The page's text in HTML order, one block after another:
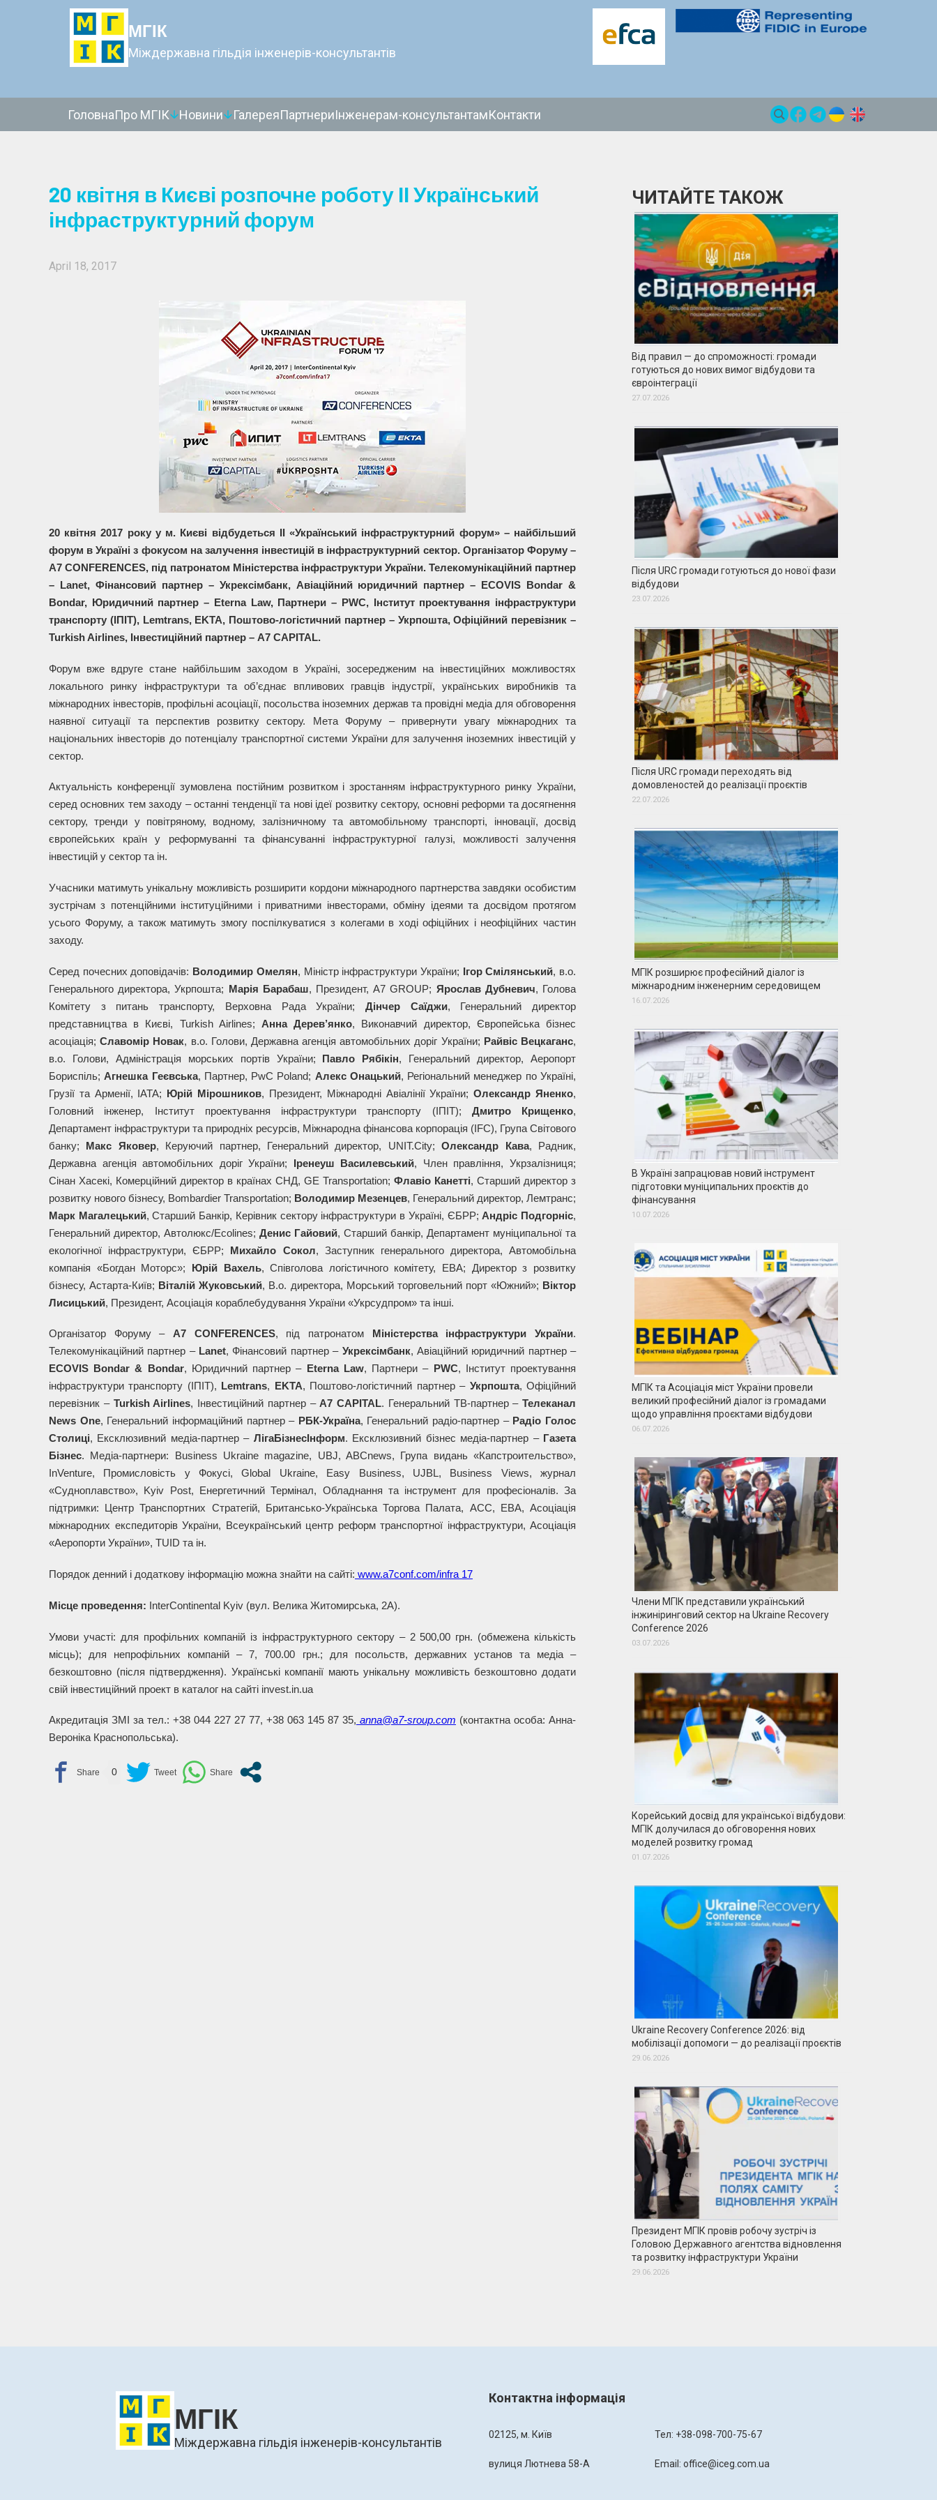
МГІК
Міждержавна гільдія інженерів-консультантів
ГоловнаПро МГІК Новини ГалереяПартнериІнженерам-консультантамКонтакти
20 квітня в Києві розпочне роботу II Український
інфраструктурний форум
April 18, 2017
20 квітня 2017 року у м. Києві відбудеться II «Український інфраструктурний форум» – найбільший
форум в Україні з фокусом на залучення інвестицій в інфраструктурний сектор. Організатор Форуму –
A7 CONFERENCES, під патронатом Міністерства інфраструктури України. Телекомунікаційний партнер
– Lanet, Фінансовий партнер – Укрексімбанк, Авіаційний юридичний партнер – ECOVIS Bondar &
Bondar, Юридичний партнер – Eterna Law, Партнери – PWC, Інститут проектування інфраструктури
транспорту (ІПІТ), Lemtrans, EKTA, Поштово-логістичний партнер – Укрпошта, Офіційний перевізник –
Turkish Airlines, Інвестиційний партнер – A7 CAPITAL.
Форум вже вдруге стане найбільшим заходом в Україні, зосередженим на інвестиційних можливостях
локального ринку інфраструктури та об’єднає впливових гравців індустрії, українських виробників та
міжнародних інвесторів, профільні асоціації, посольства іноземних держав та провідні медіа для обговорення
наявної ситуації та перспектив розвитку сектору. Мета Форуму – привернути увагу міжнародних та
національних інвесторів до потенціалу транспортної системи України для залучення іноземних інвестицій у
сектор.
Актуальність конференції зумовлена постійним розвитком і зростанням інфраструктурного ринку України,
серед основних тем заходу – останні тенденції та нові ідеї розвитку сектору, основні реформи та досягнення
сектору, тренди у повітряному, водному, залізничному та автомобільному транспорті, інновації, досвід
європейських країн у реформуванні та фінансуванні інфраструктурної галузі, можливості залучення
інвестицій у сектор та ін.
Учасники матимуть унікальну можливість розширити кордони міжнародного партнерства завдяки особистим
зустрічам з потенційними інституційними і приватними інвесторами, обміну ідеями та досвідом протягом
усього Форуму, а також матимуть змогу поспілкуватися з колегами в ході офіційних і неофіційних частин
заходу.
Серед почесних доповідачів: Володимир Омелян, Міністр інфраструктури України; Ігор Смілянський, в.о.
Генерального директора, Укрпошта; Марія Барабаш, Президент, A7 GROUP; Ярослав Дубневич, Голова
Комітету з питань транспорту, Верховна Рада України; Дінчер Саїджи, Генеральний директор
представництва в Києві, Turkish Airlines; Анна Дерев’янко, Виконавчий директор, Європейська бізнес
асоціація;Славомір Новак, в.о. Голови, Державна агенція автомобільних доріг України; Райвіс Вецкаганс,
в.о. Голови, Адміністрація морських портів України; Павло Рябікін, Генеральний директор, Аеропорт
Бориспіль; Агнешка Геєвська, Партнер, PwC Poland; Алекс Онацький, Регіональний менеджер по Україні,
Грузії та Арменії, IATA; Юрій Мірошников, Президент, Міжнародні Авіалінії України; Олександр Яненко,
Головний інженер, Інститут проектування інфраструктури транспорту (ІПІТ); Дмитро Крищенко,
Департамент інфраструктури та природніх ресурсів, Міжнародна фінансова корпорація (IFC), Група Світового
банку; Макс Яковер, Керуючий партнер, Генеральний директор, UNIT.City;Олександр Кава, Радник,
Державна агенція автомобільних доріг України; Іренеуш Василевський, Член правління, Укрзалізниця;
Сінан Хасекі, Комерційний директор в країнах СНД, GE Transportation; Флавіо Канетті, Старший директор з
розвитку нового бізнесу, Bombardier Transportation; Володимир Мезенцев, Генеральний директор, Лемтранс;
Марк Магалецький, Старший Банкір, Керівник сектору інфраструктури в Україні, ЄБРР; Андріс Подгорніс,
Генеральний директор, Автолюкс/Ecolines; Денис Гайовий, Старший банкір, Департамент муніципальної та
екологічної інфраструктури, ЄБРР; Михайло Сокол, Заступник генерального директора, Автомобільна
компанія «Богдан Моторс»; Юрій Вахель, Співголова логістичного комітету, EBA; Директор з розвитку
бізнесу, Астарта-Київ; Віталій Жуковський, В.о. директора, Морський торговельний порт «Южний»; Віктор
Лисицький, Президент, Асоціація кораблебудування України «Укрсудпром» та інші.
Організатор Форуму – A7 CONFERENCES, під патронатом Міністерства інфраструктури України.
Телекомунікаційний партнер – Lanet, Фінансовий партнер – Укрексімбанк, Авіаційний юридичний партнер –
ECOVIS Bondar & Bondar, Юридичний партнер – Eterna Law, Партнери – PWC, Інститут проектування
інфраструктури транспорту (ІПІТ), Lemtrans, EKTA, Поштово-логістичний партнер – Укрпошта, Офiцiйний
перевізник – Turkish Airlines, Інвестиційний партнер –A7 CAPITAL. Генеральний ТВ-партнер –Телеканал
News One, Генеральний інформаційний партнер – РБК-Україна, Генеральний радіо-партнер – Радіо Голос
Столиці, Ексклюзивний медіа-партнер – ЛігаБізнесІнформ. Ексклюзивний бізнес медіа-партнер – Газета
Бізнес. Медіа-партнери: Business Ukraine magazine, UBJ, ABCnews, Група видань «Капстроительство»,
InVenture, Промисловість у Фокусі, Global Ukraine, Easy Business, UJBL, Business Views, журнал
«Судноплавство», Kyiv Post, Енергетичний Термінал, Обладнання та інструмент для професіоналів. За
підтримки: Центр Транспортних Стратегій, Британсько-Українська Торгова Палата, ACC, EBA, Асоціація
міжнародних експедиторів України, Всеукраїнський центр реформ транспортної інфраструктури, Асоціація
«Аеропорти України», TUID та ін.
Порядок денний і додаткову інформацію можна знайти на сайті: www.a7conf.com/infra 17
Місце проведення: InterContinental Kyiv (вул. Велика Житомирська, 2А).
Умови участі: для профільних компаній із інфраструктурного сектору – 2 500,00 грн. (обмежена кількість
місць); для непрофільних компаній – 7, 700.00 грн.; для посольств, державних установ та медіа –
безкоштовно (після підтвердження). Українські компанії мають унікальну можливість безкоштовно додати
свій інвестиційний проект в каталог на сайті invest.in.ua
Акредитація ЗМІ за тел.: +38 044 227 27 77, +38 063 145 87 35, anna@a7-sroup.com (контактна особа: Анна-
Вероніка Краснопольська).
0
ЧИТАЙТЕ ТАКОЖ
Від правил — до спроможності: громади
готуються до нових вимог відбудови та
євроінтеграції
27.07.2026
Після URC громади готуються до нової фази
відбудови
23.07.2026
Після URC громади переходять від
домовленостей до реалізації проєктів
22.07.2026
МГІК розширює професійний діалог із
міжнародним інженерним середовищем
16.07.2026
В Україні запрацював новий інструмент
підготовки муніципальних проєктів до
фінансування
10.07.2026
МГІК та Асоціація міст України провели
великий професійний діалог із громадами
щодо управління проєктами відбудови
06.07.2026
Члени МГІК представили український
інжиніринговий сектор на Ukraine Recovery
Conference 2026
03.07.2026
Корейський досвід для української відбудови:
МГІК долучилася до обговорення нових
моделей розвитку громад
01.07.2026
Ukraine Recovery Conference 2026: від
мобілізації допомоги — до реалізації проєктів
29.06.2026
Президент МГІК провів робочу зустріч із
Головою Державного агентства відновлення
та розвитку інфраструктури України
29.06.2026
МГІК
Міждержавна гільдія інженерів-консультантів
Контактна інформація
02125, м. Київ
вулиця Лютнева 58-А
Тел: +38-098-700-75-67
Email: office@iceg.com.ua